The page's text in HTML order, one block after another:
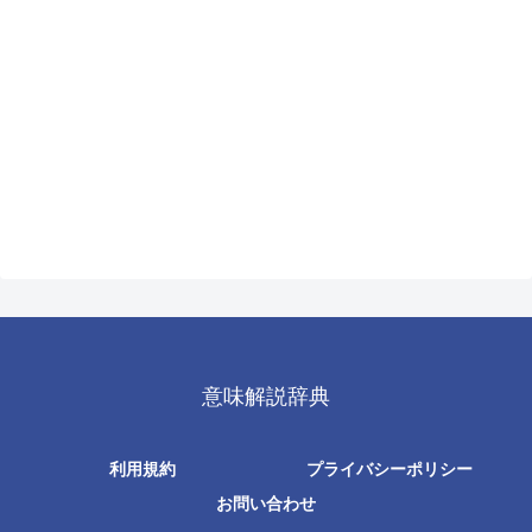
意味解説辞典
利用規約
プライバシーポリシー
お問い合わせ